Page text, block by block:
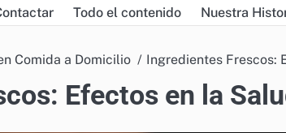
Todo el contenido Nuestra
Comida a Domicilio Ingredientes Frescos:
Efectos en la